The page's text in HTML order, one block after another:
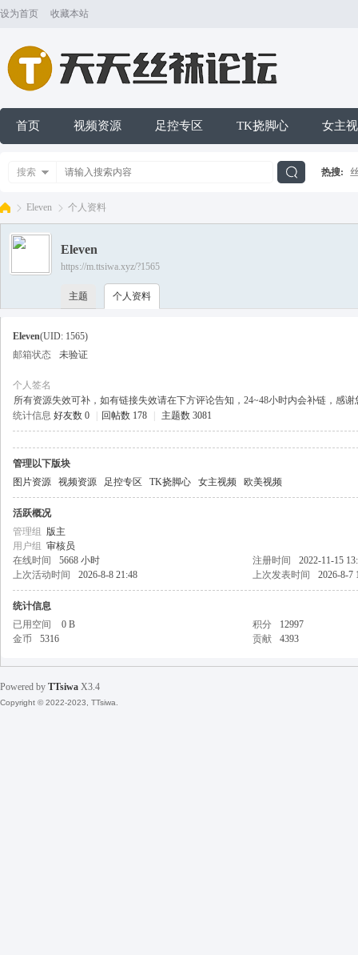
设为首页 收藏本站
首页 视频资源 足控专区 TK挠脚心 女主
搜索 热搜:
›
Eleven 个人资料
Eleven
https://m.ttsiwa.xyz/?1565
主题 个人资料
Eleven(UID: 1565)
邮箱状态
未验证
个人签名
所有资源失效可补，如有链接失效请在下方评论告知，24~48小时内会补链，感
统计信息 好友数 0 回帖数 178 主题数 3081
管理以下版块
图片资源
视频资源 足控专区 TK挠脚心 女主视频 欧美视频
活跃概况
管理组 版主
用户组 审核员
在线时间
5668 小时 注册时间
2022-11-15
上次活动时间
2026-8-8 21:48 上次发表时间 2026-8-7
统计信息
已用空间
0 B 积分
12997
金币
5316 贡献 4393
Powered by TTsiwa X3.4
Copyright © 2022-2023, TTsiwa.